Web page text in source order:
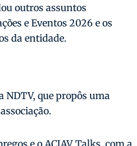
outros assuntos
e Eventos 2026 e os
da entidade.
que propôs uma
e o ACIAV Talks, com a